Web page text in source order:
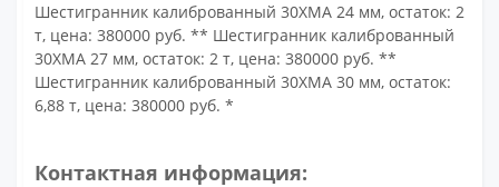
Шестигранник калиброванный 30ХМА 24 мм, остаток: 2
т, цена: 380000 руб. ** Шестигранник калиброванный
30ХМА 27 мм, остаток: 2 т, цена: 380000 руб. **
Шестигранник калиброванный 30ХМА 30 мм, остаток:
6,88 т, цена: 380000 руб. *
Контактная информация: